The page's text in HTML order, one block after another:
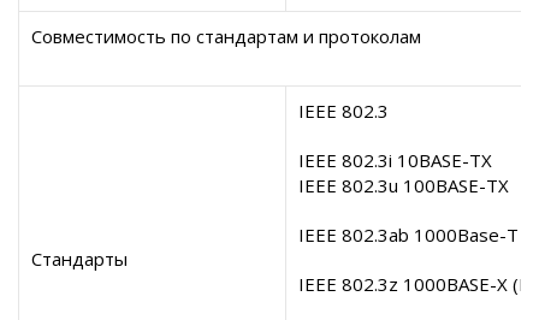
Совместимость по стандартам и протоколам
Стандарты
IEEE 802.3
IEEE 802.3i 10BASE-TX
IEEE 802.3u 100BASE-TX
IEEE 802.3ab 1000Base-T
IEEE 802.3z 1000BASE-X